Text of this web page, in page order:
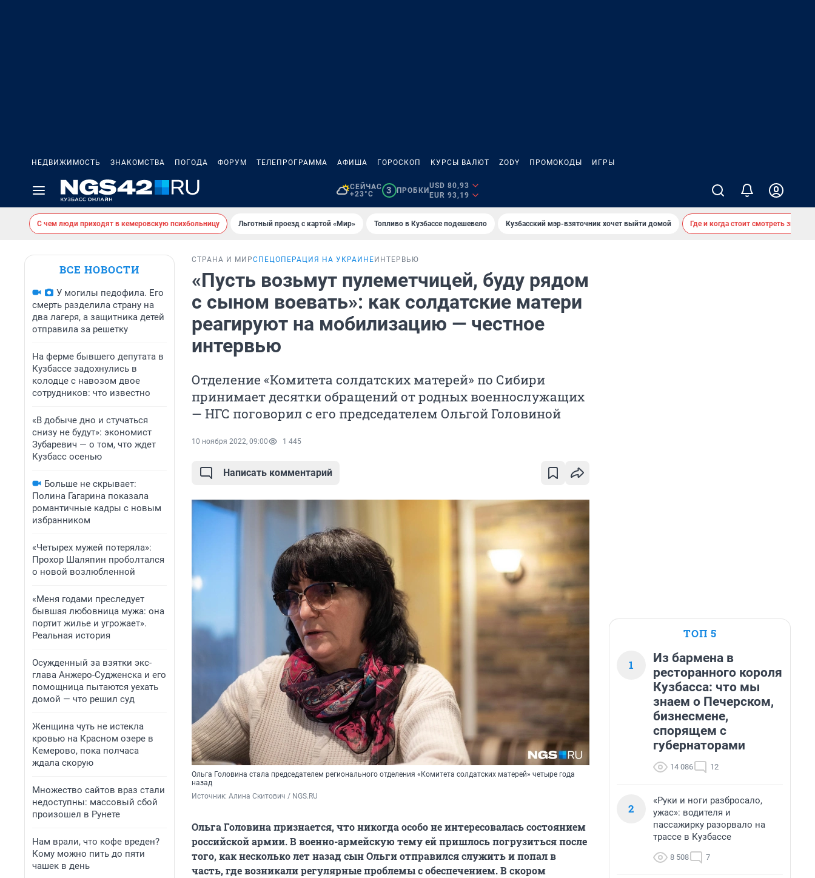
НЕДВИЖИМОСТЬ ЗНАКОМСТВА ПОГОДА ФОРУМ ТЕЛЕПРОГРАММА АФИША ГОРОСКОП КУРСЫ ВАЛЮТ ZODY ПРОМОКОДЫ ИГРЫ
СЕЙЧАС
+23°C
3 ПРОБКИ
USD 80,93
EUR 93,19
С чем люди приходят в кемеровскую психбольницу Льготный проезд с картой «Мир» Топливо в Кузбассе подешевело Кузбасский мэр-взяточник хочет выйти домой Где и когда стоит смотреть
ВСЕ НОВОСТИ
У могилы педофила. Его
смерть разделила страну на
два лагеря, а защитника детей
отправила за решетку
На ферме бывшего депутата в
Кузбассе задохнулись в
колодце с навозом двое
сотрудников: что известно
«В добыче дно и стучаться
снизу не будут»: экономист
Зубаревич — о том, что ждет
Кузбасс осенью
Больше не скрывает:
Полина Гагарина показала
романтичные кадры с новым
избранником
«Четырех мужей потеряла»:
Прохор Шаляпин проболтался
о новой возлюбленной
«Меня годами преследует
бывшая любовница мужа: она
портит жилье и угрожает».
Реальная история
Осужденный за взятки экс-
глава Анжеро-Судженска и его
помощница пытаются уехать
домой — что решил суд
Женщина чуть не истекла
кровью на Красном озере в
Кемерово, пока полчаса
ждала скорую
Множество сайтов враз стали
недоступны: массовый сбой
произошел в Рунете
Нам врали, что кофе вреден?
Кому можно пить до пяти
чашек в день
СТРАНА И МИРСПЕЦОПЕРАЦИЯ НА УКРАИНЕ ИНТЕРВЬЮ
«Пусть возьмут пулеметчицей, буду рядом
с сыном воевать»: как солдатские матери
реагируют на мобилизацию — честное
интервью
Отделение «Комитета солдатских матерей» по Сибири
принимает десятки обращений от родных военнослужащих
— НГС поговорил с его председателем Ольгой Головиной
10 ноября 2022, 09:00 1 445
Написать комментарий
Ольга Головина стала председателем регионального отделения «Комитета солдатских матерей» четыре года
назад
Источник: Алина Скитович / NGS.RU
Ольга Головина признается, что никогда особо не интересовалась состоянием
российской армии. В военно-армейскую тему ей пришлось погрузиться после
того, как несколько лет назад сын Ольги отправился служить и попал в
часть, где возникали регулярные проблемы с обеспечением. В скором
ТОП 5
1
Из бармена в
ресторанного короля
Кузбасса: что мы
знаем о Печерском,
бизнесмене,
спорящем с
губернаторами
14 086 12
2
«Руки и ноги разбросало,
ужас»: водителя и
пассажирку разорвало на
трассе в Кузбассе
8 508 7